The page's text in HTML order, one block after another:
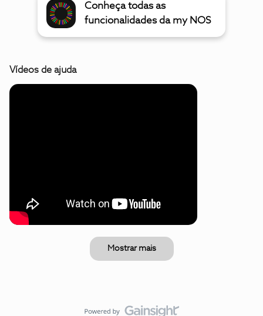
Conheça todas as
funcionalidades da my NOS
Vídeos de ajuda
Mostrar mais